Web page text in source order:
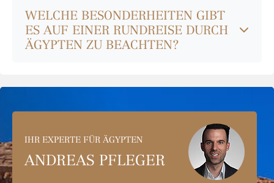
WELCHE BESONDERHEITEN GIBT
ES AUF EINER RUNDREISE DURCH
ÄGYPTEN ZU BEACHTEN?
IHR EXPERTE FÜR ÄGYPTEN
ANDREAS PFLEGER